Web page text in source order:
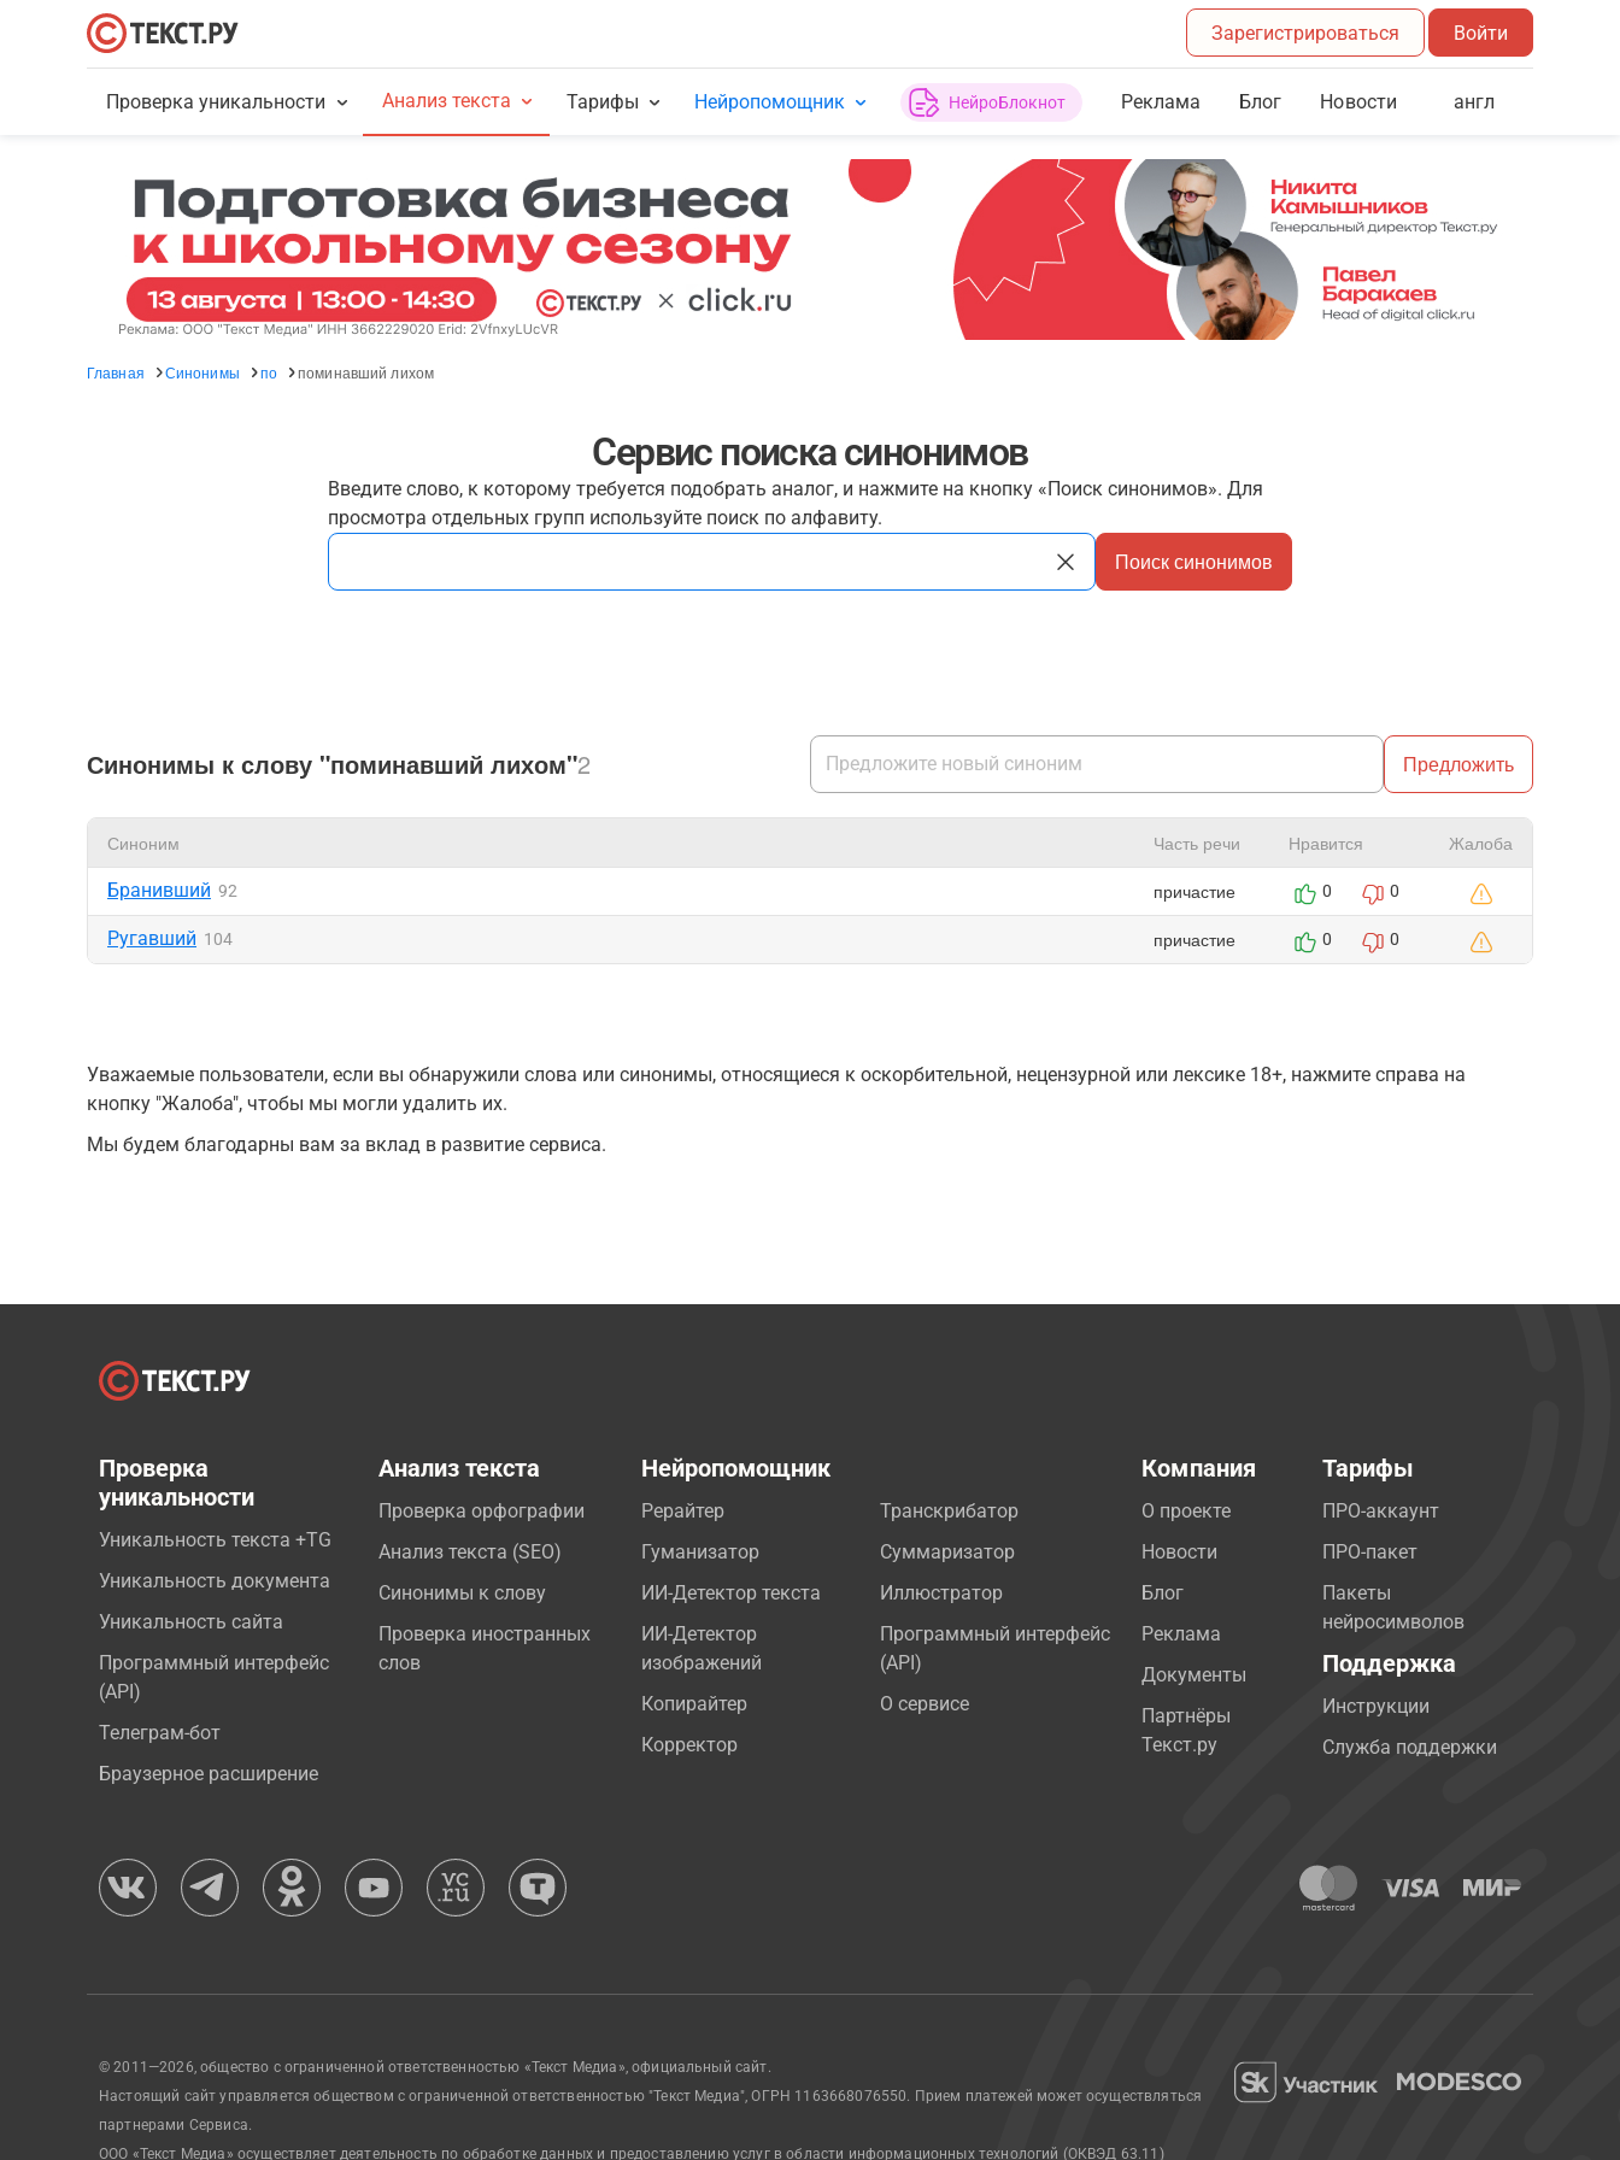
Зарегистрироваться Войти
Проверка уникальности Анализ текста Тарифы Нейропомощник НейроБлокнот Реклама Блог Новости англ
Главная Синонимы по поминавший лихом
Сервис поиска синонимов
Введите слово, к которому требуется подобрать аналог, и нажмите на кнопку «Поиск синонимов». Для
просмотра отдельных групп используйте поиск по алфавиту.
Поиск синонимов
Синонимы к слову "поминавший лихом"2 Предложить
Синоним Часть речи Нравится Жалоба
Бранивший 92 причастие 0 0
Ругавший 104 причастие 0 0
Уважаемые пользователи, если вы обнаружили слова или синонимы, относящиеся к оскорбительной, нецензурной или лексике 18+, нажмите справа на
кнопку "Жалоба", чтобы мы могли удалить их.
Мы будем благодарны вам за вклад в развитие сервиса.
Проверка
уникальности
Уникальность текста +TG
Уникальность документа
Уникальность сайта
Программный интерфейс
(API)
Телеграм-бот
Браузерное расширение
Анализ текста
Проверка орфографии
Анализ текста (SEO)
Синонимы к слову
Проверка иностранных
слов
Нейропомощник
Рерайтер
Гуманизатор
ИИ-Детектор текста
ИИ-Детектор
изображений
Копирайтер
Корректор
Транскрибатор
Суммаризатор
Иллюстратор
Программный интерфейс
(API)
О сервисе
Компания
О проекте
Новости
Блог
Реклама
Документы
Партнёры
Текст.ру
Тарифы
ПРО-аккаунт
ПРО-пакет
Пакеты
нейросимволов
Поддержка
Инструкции
Служба поддержки
© 2011—2026, общество с ограниченной ответственностью «Текст Медиа», официальный сайт.
Настоящий сайт управляется обществом с ограниченной ответственностью "Текст Медиа", ОГРН 1163668076550. Прием платежей может осуществляться
партнерами Сервиса.
ООО «Текст Медиа» осуществляет деятельность по обработке данных и предоставлению услуг в области информационных технологий (ОКВЭД 63.11)